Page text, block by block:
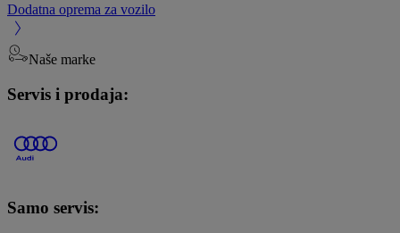
Dodatna oprema za vozilo
Naše marke
Servis i prodaja:
Samo servis: